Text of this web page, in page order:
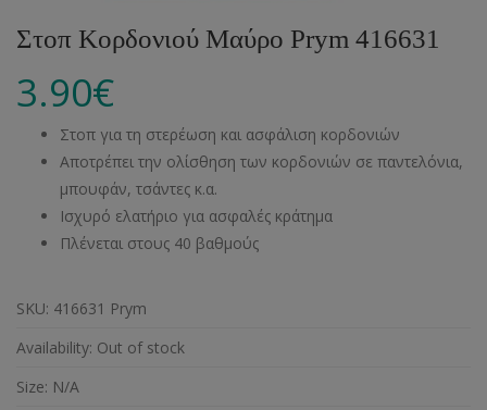
Στοπ Κορδονιού Μαύρο Prym 416631
3.90€
Στοπ για τη στερέωση και ασφάλιση κορδονιών
Αποτρέπει την ολίσθηση των κορδονιών σε παντελόνια,
μπουφάν, τσάντες κ.α.
Ισχυρό ελατήριο για ασφαλές κράτημα
Πλένεται στους 40 βαθμούς
SKU: 416631 Prym
Availability: Out of stock
Size: N/A